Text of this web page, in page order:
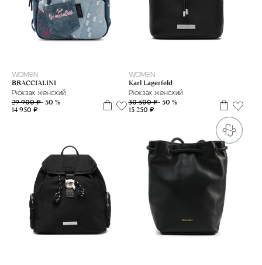
WOMEN
BRACCIALINI
Рюкзак женский
29 900 ₽- 50 %
14 950 ₽
WOMEN
Karl Lagerfeld
Рюкзак женский
30 500 ₽- 50 %
15 250 ₽